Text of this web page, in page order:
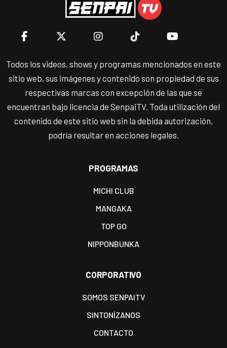
Todos los videos, shows y programas mencionados en este
sitio web, sus imágenes y contenido son propiedad de sus
respectivas marcas con excepción de las que se
encuentran bajo licencia de SenpaiTV. Toda utilización del
contenido de este sitio web sin la debida autorización,
podría resultar en acciones legales.
PROGRAMAS
MICHI CLUB
MANGAKA
TOP GO
NIPPONBUNKA
CORPORATIVO
SOMOS SENPAITV
SINTONÍZANOS
CONTACTO